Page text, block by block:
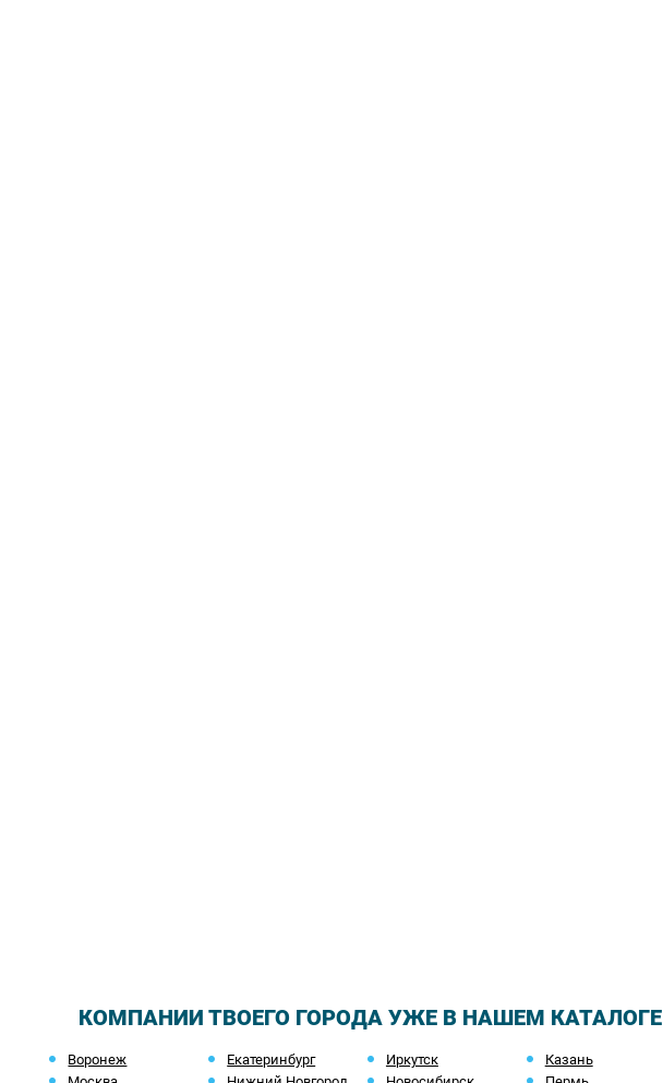
КОМПАНИИ ТВОЕГО ГОРОДА УЖЕ В НАШЕМ КАТАЛОГЕ
Воронеж Екатеринбург Иркутск Казань